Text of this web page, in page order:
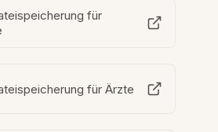
für
für Ärzte